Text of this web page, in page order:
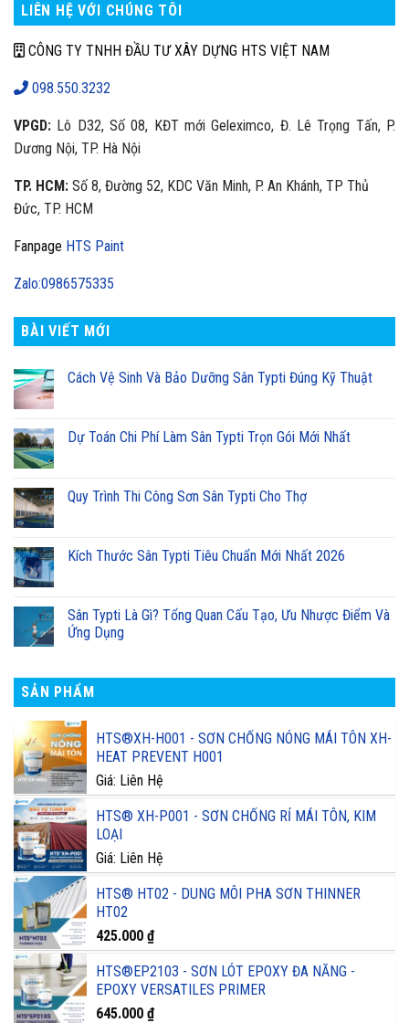
LIÊN HỆ VỚI CHÚNG TÔI
CÔNG TY TNHH ĐẦU TƯ XÂY DỰNG HTS VIỆT NAM
098.550.3232
VPGD: Lô D32, Số 08, KĐT mới Geleximco, Đ. Lê Trọng Tấn, P.
Dương Nội, TP. Hà Nội
TP. HCM: Số 8, Đường 52, KDC Văn Minh, P. An Khánh, TP Thủ
Đức, TP. HCM
Fanpage HTS Paint
Zalo:0986575335
BÀI VIẾT MỚI
Cách Vệ Sinh Và Bảo Dưỡng Sân Typti Đúng Kỹ Thuật
Dự Toán Chi Phí Làm Sân Typti Trọn Gói Mới Nhất
Quy Trình Thi Công Sơn Sân Typti Cho Thợ
Kích Thước Sân Typti Tiêu Chuẩn Mới Nhất 2026
Sân Typti Là Gì? Tổng Quan Cấu Tạo, Ưu Nhược Điểm Và
Ứng Dụng
SẢN PHẨM
HTS®XH-H001 - SƠN CHỐNG NÓNG MÁI TÔN XH-
HEAT PREVENT H001
Giá: Liên Hệ
HTS® XH-P001 - SƠN CHỐNG RỈ MÁI TÔN, KIM
LOẠI
Giá: Liên Hệ
HTS® HT02 - DUNG MÔI PHA SƠN THINNER
HT02
425.000 ₫
HTS®EP2103 - SƠN LÓT EPOXY ĐA NĂNG -
EPOXY VERSATILES PRIMER
645.000 ₫